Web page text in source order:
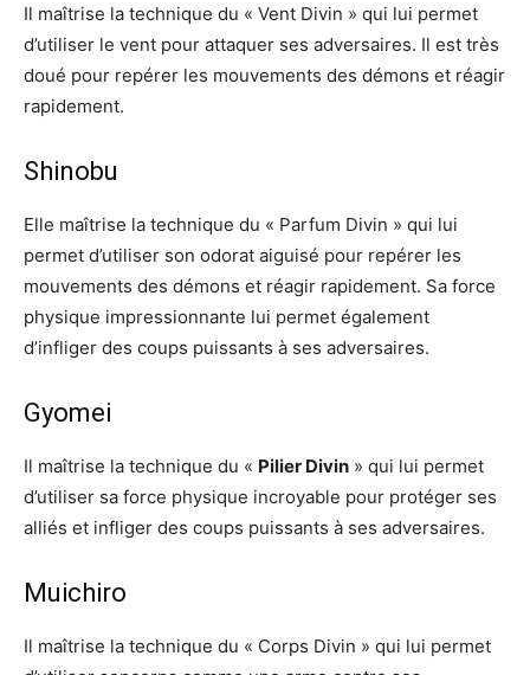
Il maîtrise la technique du « Vent Divin » qui lui permet
d’utiliser le vent pour attaquer ses adversaires. Il est très
doué pour repérer les mouvements des démons et réagir
rapidement.
Shinobu
Elle maîtrise la technique du « Parfum Divin » qui lui
permet d’utiliser son odorat aiguisé pour repérer les
mouvements des démons et réagir rapidement. Sa force
physique impressionnante lui permet également
d’infliger des coups puissants à ses adversaires.
Gyomei
Il maîtrise la technique du « Pilier Divin » qui lui permet
d’utiliser sa force physique incroyable pour protéger ses
alliés et infliger des coups puissants à ses adversaires.
Muichiro
Il maîtrise la technique du « Corps Divin » qui lui permet